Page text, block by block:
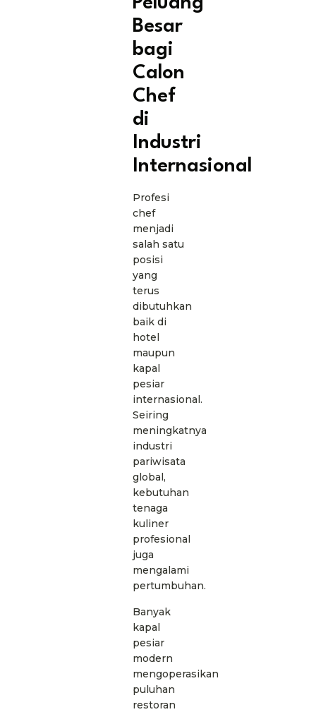
Besar
bagi
Calon
Chef
di
Industri
Internasional
Profesi
chef
menjadi
salah satu
posisi
yang
terus
dibutuhkan
baik di
hotel
maupun
kapal
pesiar
internasional.
Seiring
meningkatnya
industri
pariwisata
global,
kebutuhan
tenaga
kuliner
profesional
juga
mengalami
pertumbuhan.
Banyak
kapal
pesiar
modern
mengoperasikan
puluhan
restoran